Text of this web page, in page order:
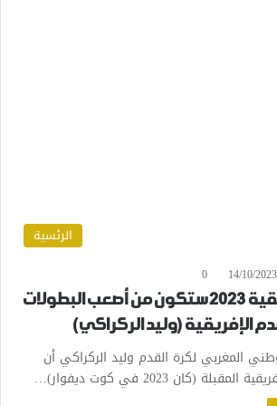
الرئسية
14/10/2023
0
كأس الأمم الإفريقية 2023 ستكون من أصعب البطولات
الإفريقية (وليد الركراكي)
المغربي لكرة القدم وليد الركراكي أن
(كان 2023 في كوت ديفوار)…